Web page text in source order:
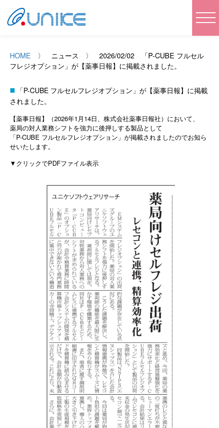
HOME 〉 ニュース 〉 2026/02/02 「P-CUBE フルセル
フレジオプション」が【薬事日報】に掲載されました。
「P-CUBE フルセルフレジオプション」が【薬事日報】に掲載
されました。
【薬事日報】（2026年1月14日、株式会社薬事日報社）において、
薬局の対人業務シフトを強力に後押しする製品として
「P-CUBE フルセルフレジオプション」が掲載されましたのでお知ら
せいたします。
▼クリックでPDFファイル表示